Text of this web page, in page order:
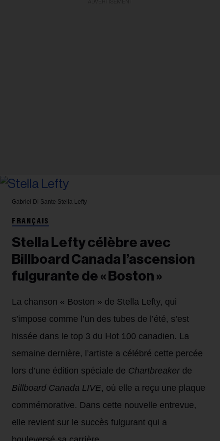
Gabriel Di Sante Stella Lefty
FRANÇAIS
Stella Lefty célèbre avec
Billboard Canada l’ascension
fulgurante de « Boston »
La chanson « Boston » de Stella Lefty, qui
s’impose comme l’un des tubes de l’été, s’est
hissée dans le top 3 du Hot 100 canadien. La
semaine dernière, l’artiste a célébré cette percée
lors d’une édition spéciale de Chartbreaker de
Billboard Canada LIVE, où elle a reçu une plaque
commémorative. Dans cette nouvelle entrevue,
elle revient sur le succès fulgurant qui a